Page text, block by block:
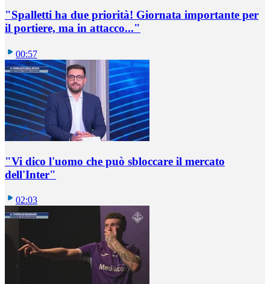
"Spalletti ha due priorità! Giornata importante per
il portiere, ma in attacco..."
00:57
"Vi dico l'uomo che può sbloccare il mercato
dell'Inter"
02:03